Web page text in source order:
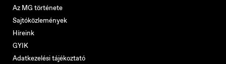
Az MG története
Sajtóközlemények
Híreink
GYIK
Adatkezelési tájékoztató